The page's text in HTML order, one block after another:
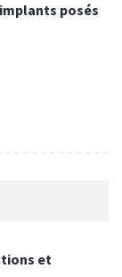
posés
et